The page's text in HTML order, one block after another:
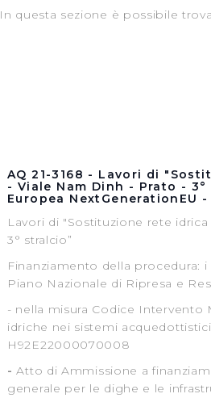
In questa sezione è possibile
AQ 21-3168 - Lavori di
- Viale Nam Dinh - Prato -
Europea NextGenerationEU -
Lavori di "Sostituzione rete
3° stralcio”
Finanziamento della procedura:
Piano Nazionale di Ripresa e
- nella misura Codice Intervento
idriche nei sistemi
H92E22000070008
-Atto di Ammissione a
generale per le dighe e le